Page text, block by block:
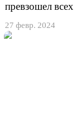
превзошел
27 февр. 2024